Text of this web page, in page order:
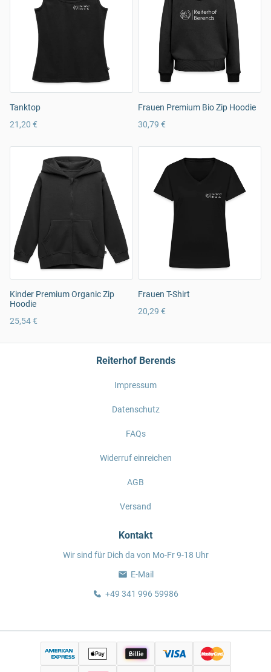
Tanktop
21,20 €
Frauen Premium Bio Zip Hoodie
30,79 €
Kinder Premium Organic Zip
Hoodie
25,54 €
Frauen T-Shirt
20,29 €
Reiterhof Berends
Impressum
Datenschutz
FAQs
Widerruf einreichen
AGB
Versand
Kontakt
Wir sind für Dich da von Mo-Fr 9-18 Uhr
E-Mail
+49 341 996 59986